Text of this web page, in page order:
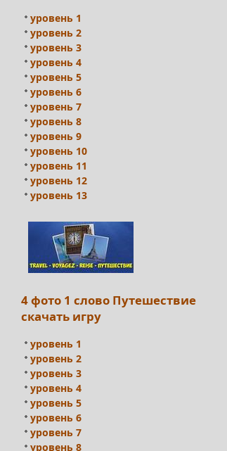
уровень 1
уровень 2
уровень 3
уровень 4
уровень 5
уровень 6
уровень 7
уровень 8
уровень 9
уровень 10
уровень 11
уровень 12
уровень 13
4 фото 1 слово Путешествие
скачать игру
уровень 1
уровень 2
уровень 3
уровень 4
уровень 5
уровень 6
уровень 7
уровень 8